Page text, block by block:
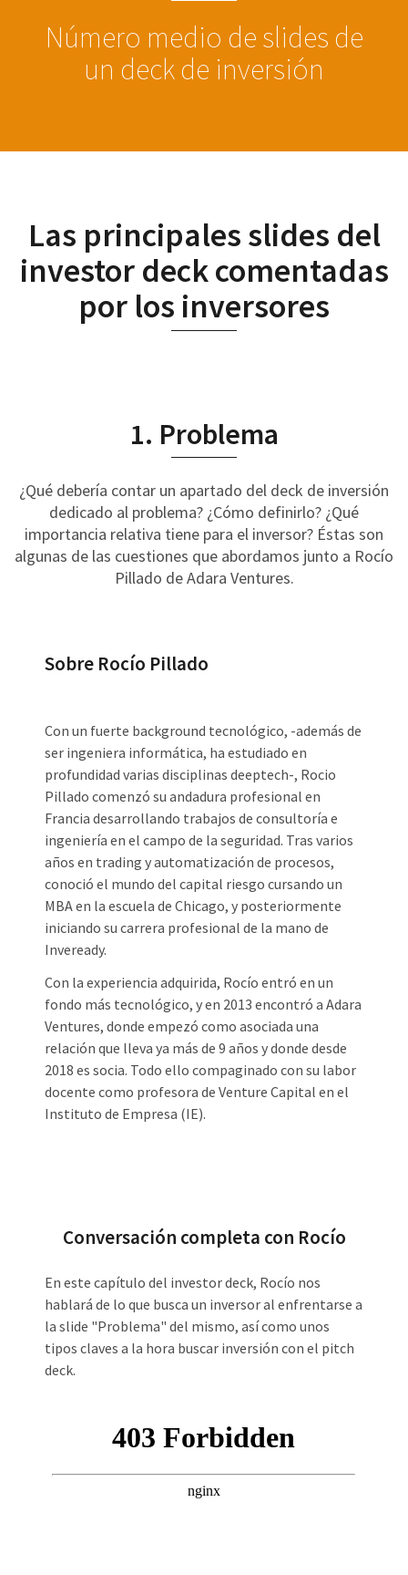
Número medio de slides de
un deck de inversión
Las principales slides del
investor deck comentadas
por los inversores
1. Problema
¿Qué debería contar un apartado del deck de inversión
dedicado al problema? ¿Cómo definirlo? ¿Qué
importancia relativa tiene para el inversor? Éstas son
algunas de las cuestiones que abordamos junto a Rocío
Pillado de Adara Ventures.
Sobre Rocío Pillado
Con un fuerte background tecnológico, -además de
ser ingeniera informática, ha estudiado en
profundidad varias disciplinas deeptech-, Rocio
Pillado comenzó su andadura profesional en
Francia desarrollando trabajos de consultoría e
ingeniería en el campo de la seguridad. Tras varios
años en trading y automatización de procesos,
conoció el mundo del capital riesgo cursando un
MBA en la escuela de Chicago, y posteriormente
iniciando su carrera profesional de la mano de
Inveready.
Con la experiencia adquirida, Rocío entró en un
fondo más tecnológico, y en 2013 encontró a Adara
Ventures, donde empezó como asociada una
relación que lleva ya más de 9 años y donde desde
2018 es socia. Todo ello compaginado con su labor
docente como profesora de Venture Capital en el
Instituto de Empresa (IE).
Conversación completa con Rocío
En este capítulo del investor deck, Rocío nos
hablará de lo que busca un inversor al enfrentarse a
la slide "Problema" del mismo, así como unos
tipos claves a la hora buscar inversión con el pitch
deck.